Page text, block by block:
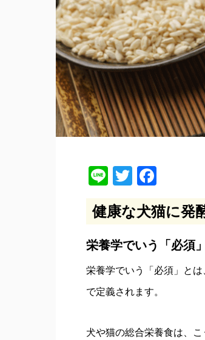
LineTwitter
健康な犬猫に発
栄養学でいう「必須
栄養学でいう「必須」と
で定義されます。
犬や猫の総合栄養食は、